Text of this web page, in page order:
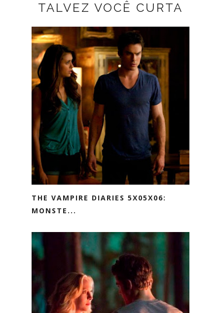
TALVEZ VOCÊ CURTA
THE VAMPIRE DIARIES 5X05X06:
MONSTE...